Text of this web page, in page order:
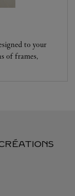
to your
of frames,